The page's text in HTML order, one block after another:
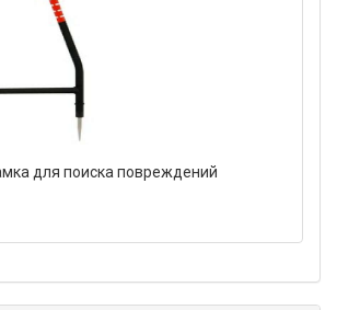
для поиска повреждений